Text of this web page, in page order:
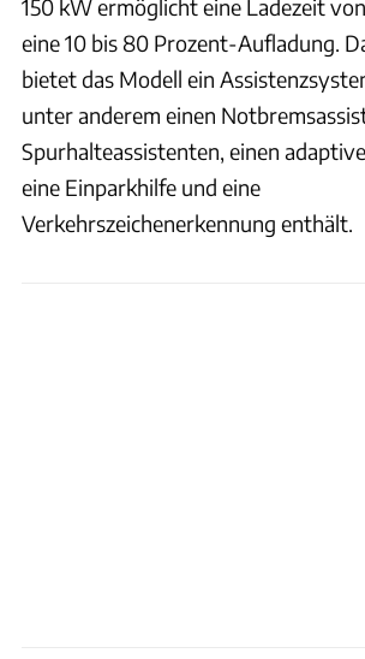
150 kW ermöglicht eine Ladezeit
eine 10 bis 80 Prozent-Aufladung.
bietet das Modell ein
unter anderem einen
Spurhalteassistenten, einen
eine Einparkhilfe und eine
Verkehrszeichenerkennung enthält.